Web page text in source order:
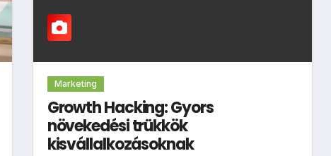
Marketing
Growth Hacking: Gyors
növekedési trükkök
kisvállalkozásoknak